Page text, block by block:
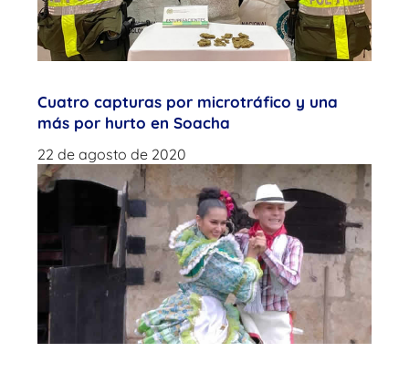
Cuatro capturas por microtráfico y una
más por hurto en Soacha
22 de agosto de 2020